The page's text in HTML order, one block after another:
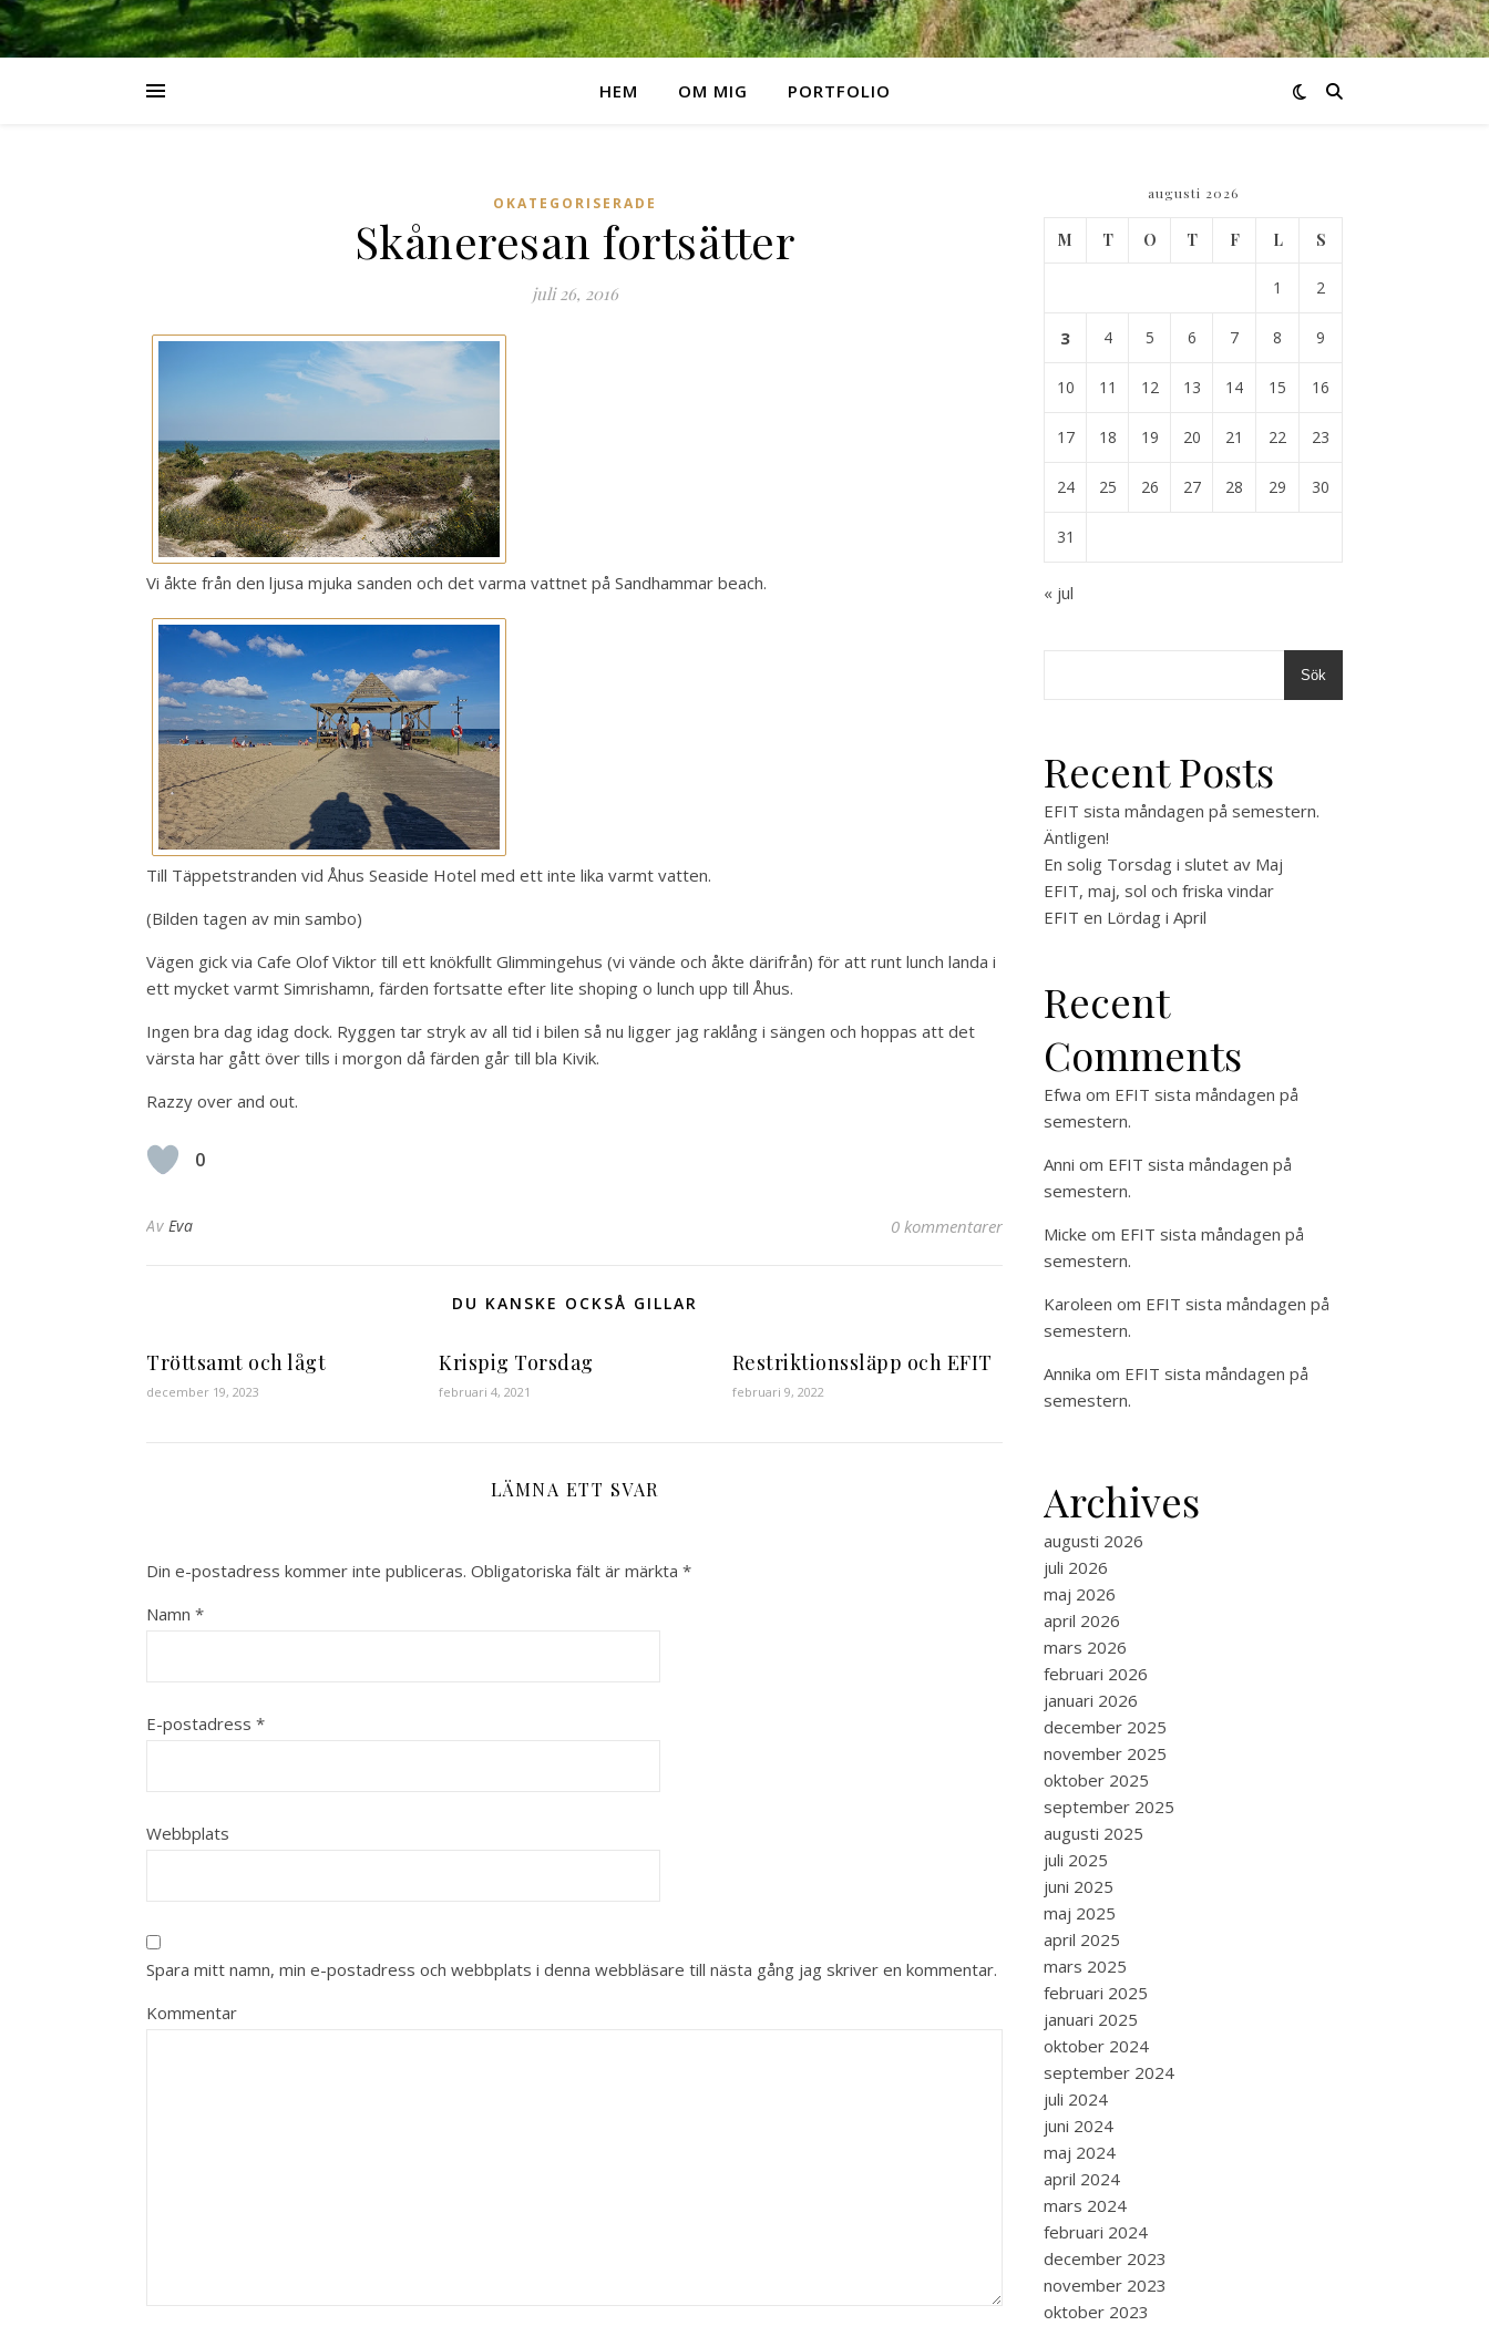
HEM OM MIG PORTFOLIO
OKATEGORISERADE
Skåneresan fortsätter
juli 26, 2016
Vi åkte från den ljusa mjuka sanden och det varma vattnet på Sandhammar beach.
Till Täppetstranden vid Åhus Seaside Hotel med ett inte lika varmt vatten.
(Bilden tagen av min sambo)
Vägen gick via Cafe Olof Viktor till ett knökfullt Glimmingehus (vi vände och åkte därifrån) för att runt lunch landa i
ett mycket varmt Simrishamn, färden fortsatte efter lite shoping o lunch upp till Åhus.
Ingen bra dag idag dock. Ryggen tar stryk av all tid i bilen så nu ligger jag raklång i sängen och hoppas att det
värsta har gått över tills i morgon då färden går till bla Kivik.
Razzy over and out.
0
Av Eva 0 kommentarer
DU KANSKE OCKSÅ GILLAR
Tröttsamt och lågt
december 19, 2023
Krispig Torsdag
februari 4, 2021
Restriktionssläpp och EFIT
februari 9, 2022
LÄMNA ETT SVAR
Din e-postadress kommer inte publiceras. Obligatoriska fält är märkta *
Namn *
E-postadress *
Webbplats
Spara mitt namn, min e-postadress och webbplats i denna webbläsare till nästa gång jag skriver en kommentar.
Kommentar
augusti 2026
M T O T F L S
1 2
3 4 5 6 7 8 9
10 11 12 13 14 15 16
17 18 19 20 21 22 23
24 25 26 27 28 29 30
31
« jul
Sök
Recent Posts
EFIT sista måndagen på semestern.
Äntligen!
En solig Torsdag i slutet av Maj
EFIT, maj, sol och friska vindar
EFIT en Lördag i April
Recent
Comments
Efwa om EFIT sista måndagen på
semestern.
Anni om EFIT sista måndagen på
semestern.
Micke om EFIT sista måndagen på
semestern.
Karoleen om EFIT sista måndagen på
semestern.
Annika om EFIT sista måndagen på
semestern.
Archives
augusti 2026
juli 2026
maj 2026
april 2026
mars 2026
februari 2026
januari 2026
december 2025
november 2025
oktober 2025
september 2025
augusti 2025
juli 2025
juni 2025
maj 2025
april 2025
mars 2025
februari 2025
januari 2025
oktober 2024
september 2024
juli 2024
juni 2024
maj 2024
april 2024
mars 2024
februari 2024
december 2023
november 2023
oktober 2023